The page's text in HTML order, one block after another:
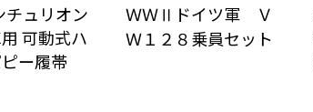
チュリオン
可動式ハ
ー履帯
ＷＷⅡドイツ軍 Ｖ
Ｗ１２８乗員セット